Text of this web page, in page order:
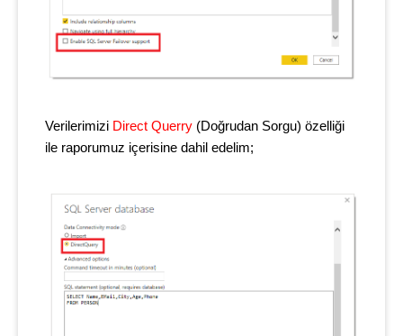
Verilerimizi Direct Querry (Doğrudan Sorgu) özelliği
ile raporumuz içerisine dahil edelim;